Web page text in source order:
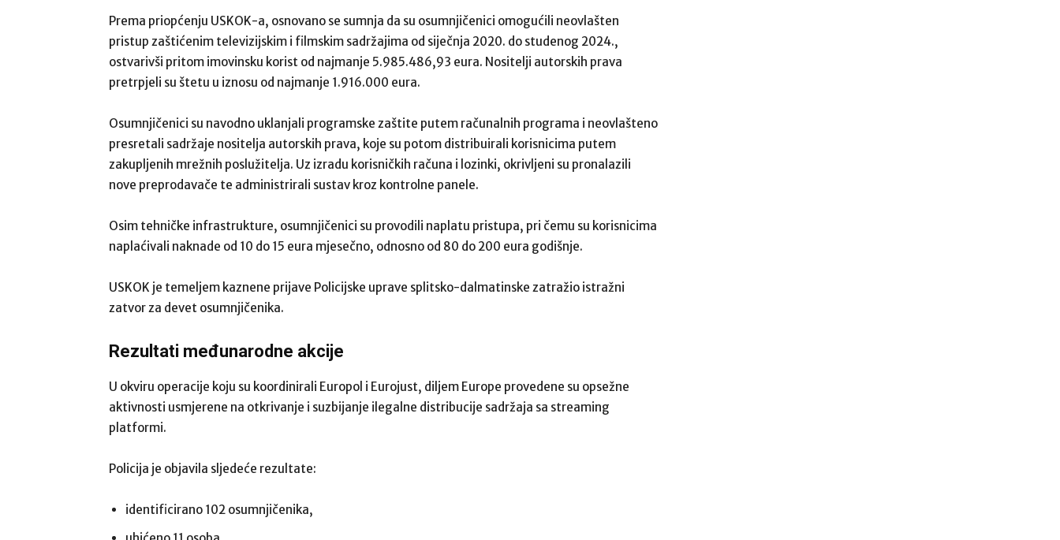
Prema priopćenju USKOK-a, osnovano se sumnja da su osumnjičenici omogućili neovlašten
pristup zaštićenim televizijskim i filmskim sadržajima od siječnja 2020. do studenog 2024.,
ostvarivši pritom imovinsku korist od najmanje 5.985.486,93 eura. Nositelji autorskih prava
pretrpjeli su štetu u iznosu od najmanje 1.916.000 eura.
Osumnjičenici su navodno uklanjali programske zaštite putem računalnih programa i neovlašteno
presretali sadržaje nositelja autorskih prava, koje su potom distribuirali korisnicima putem
zakupljenih mrežnih poslužitelja. Uz izradu korisničkih računa i lozinki, okrivljeni su pronalazili
nove preprodavače te administrirali sustav kroz kontrolne panele.
Osim tehničke infrastrukture, osumnjičenici su provodili naplatu pristupa, pri čemu su korisnicima
naplaćivali naknade od 10 do 15 eura mjesečno, odnosno od 80 do 200 eura godišnje.
USKOK je temeljem kaznene prijave Policijske uprave splitsko-dalmatinske zatražio istražni
zatvor za devet osumnjičenika.
Rezultati međunarodne akcije
U okviru operacije koju su koordinirali Europol i Eurojust, diljem Europe provedene su opsežne
aktivnosti usmjerene na otkrivanje i suzbijanje ilegalne distribucije sadržaja sa streaming
platformi.
Policija je objavila sljedeće rezultate:
identificirano 102 osumnjičenika,